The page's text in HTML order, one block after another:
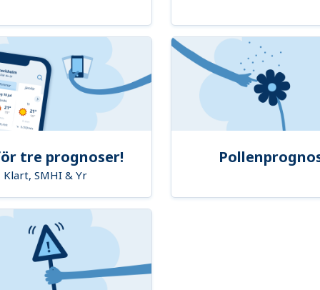
tre prognoser!
Klart, SMHI & Yr